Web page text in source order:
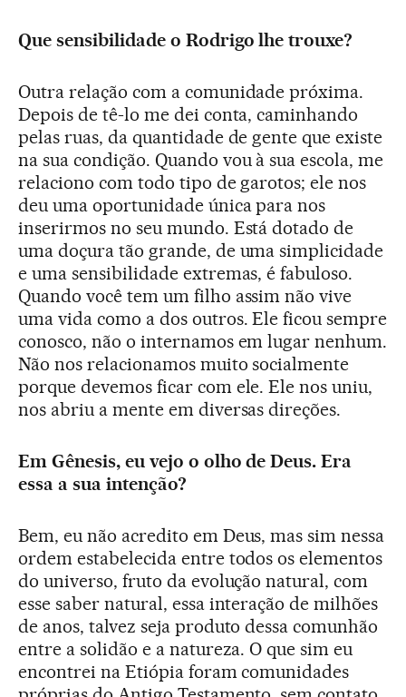
Que sensibilidade o Rodrigo lhe trouxe?
Outra relação com a comunidade próxima.
Depois de tê-lo me dei conta, caminhando
pelas ruas, da quantidade de gente que existe
na sua condição. Quando vou à sua escola, me
relaciono com todo tipo de garotos; ele nos
deu uma oportunidade única para nos
inserirmos no seu mundo. Está dotado de
uma doçura tão grande, de uma simplicidade
e uma sensibilidade extremas, é fabuloso.
Quando você tem um filho assim não vive
uma vida como a dos outros. Ele ficou sempre
conosco, não o internamos em lugar nenhum.
Não nos relacionamos muito socialmente
porque devemos ficar com ele. Ele nos uniu,
nos abriu a mente em diversas direções.
Em Gênesis, eu vejo o olho de Deus. Era
essa a sua intenção?
Bem, eu não acredito em Deus, mas sim nessa
ordem estabelecida entre todos os elementos
do universo, fruto da evolução natural, com
esse saber natural, essa interação de milhões
de anos, talvez seja produto dessa comunhão
entre a solidão e a natureza. O que sim eu
encontrei na Etiópia foram comunidades